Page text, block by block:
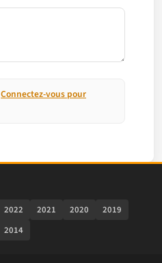
Connectez-vous pour
2022 2021 2020
2019
2014